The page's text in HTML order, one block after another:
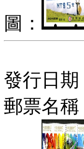
圖：
發行日期
郵票名稱